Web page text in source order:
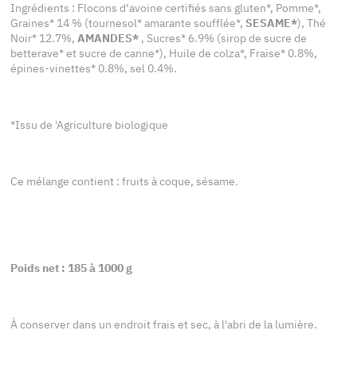
Ingrédients : Flocons d’avoine certifiés sans gluten*, Pomme*,
Graines* 14 % (tournesol* amarante soufflée*, SESAME*), Thé
Noir* 12.7%, AMANDES* , Sucres* 6.9% (sirop de sucre de
betterave* et sucre de canne*), Huile de colza*, Fraise* 0.8%,
épines-vinettes* 0.8%, sel 0.4%.
*Issu de 'Agriculture biologique
Ce mélange contient : fruits à coque, sésame.
Poids net : 185 à 1000 g
À conserver dans un endroit frais et sec, à l'abri de la lumière.